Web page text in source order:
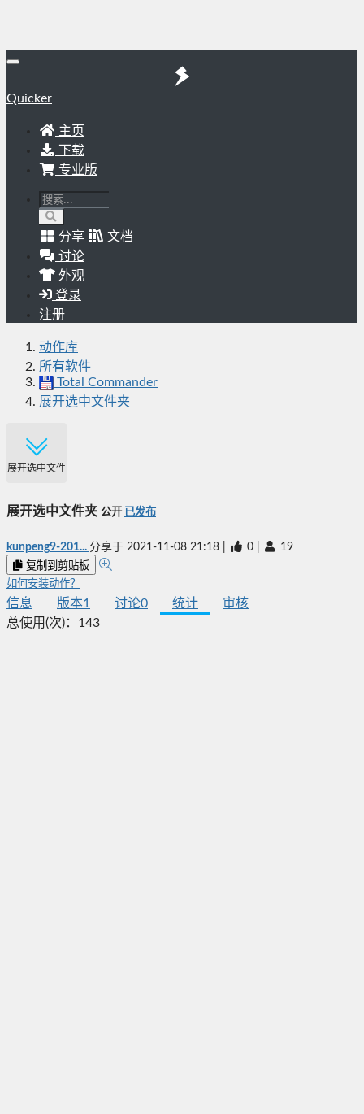
Quicker
主页
下载
专业版
分享
文档
讨论
外观
登录
注册
动作库
所有软件
Total Commander
展开选中文件夹
展开选中文件夹
展开选中文件夹 公开 已发布
kunpeng9-201... 分享于 2021-11-08 21:18 0 19
复制到剪贴板
如何安装动作？
信息 版本1 讨论0 统计
审核
总使用(次)： 143